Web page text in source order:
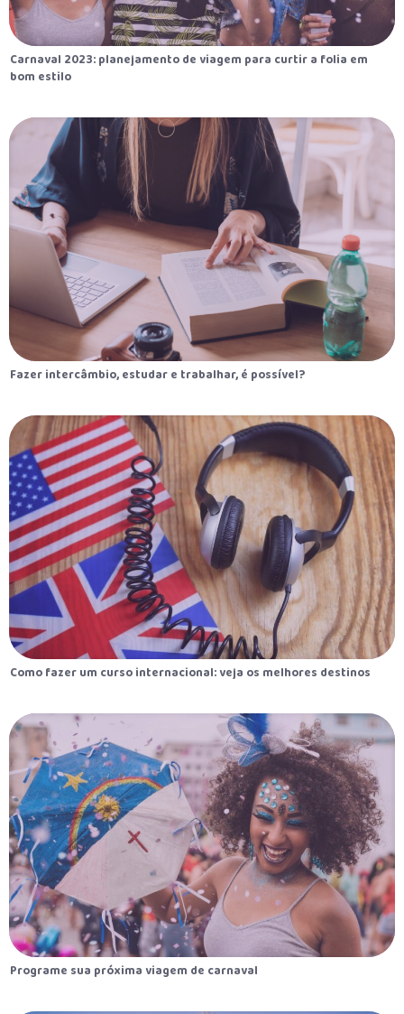
Carnaval 2023: planejamento de viagem para curtir a folia em
bom estilo
Fazer intercâmbio, estudar e trabalhar, é possível?
Como fazer um curso internacional: veja os melhores destinos
Programe sua próxima viagem de carnaval